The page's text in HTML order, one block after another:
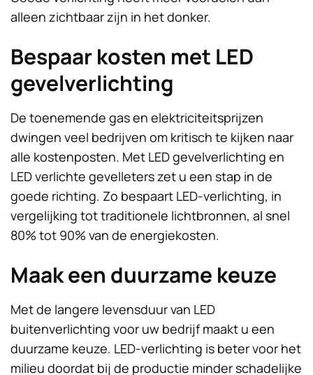
alleen zichtbaar zijn in het donker.
Bespaar kosten met LED
gevelverlichting
De toenemende gas en elektriciteitsprijzen
dwingen veel bedrijven om kritisch te kijken naar
alle kostenposten. Met LED gevelverlichting en
LED verlichte gevelleters zet u een stap in de
goede richting. Zo bespaart LED-verlichting, in
vergelijking tot traditionele lichtbronnen, al snel
80% tot 90% van de energiekosten.
Maak een duurzame keuze
Met de langere levensduur van LED
buitenverlichting voor uw bedrijf maakt u een
duurzame keuze. LED-verlichting is beter voor het
milieu doordat bij de productie minder schadelijke